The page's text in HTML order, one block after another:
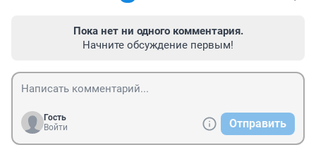
Пока нет ни одного комментария.
Начните обсуждение первым!
Гость
Войти
Отправить